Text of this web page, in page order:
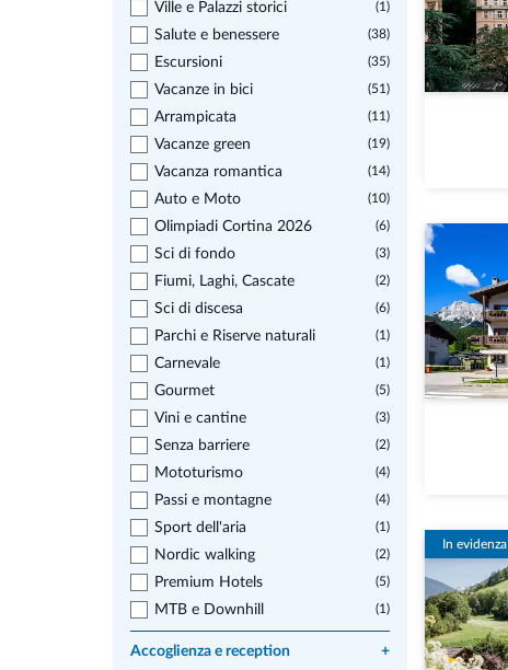
Ville e Palazzi storici (1)
Salute e benessere (38)
Escursioni (35)
Vacanze in bici (51)
Arrampicata (11)
Vacanze green (19)
Vacanza romantica (14)
Auto e Moto (10)
Olimpiadi Cortina 2026 (6)
Sci di fondo (3)
Fiumi, Laghi, Cascate (2)
Sci di discesa (6)
Parchi e Riserve naturali (1)
Carnevale (1)
Gourmet (5)
Vini e cantine (3)
Senza barriere (2)
Mototurismo (4)
Passi e montagne (4)
Sport dell'aria (1)
Nordic walking (2)
Premium Hotels (5)
MTB e Downhill (1)
Accoglienza e reception +
In evidenza